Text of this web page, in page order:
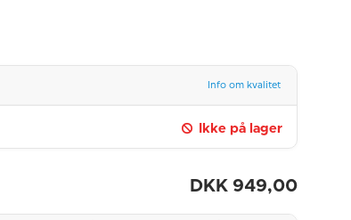
Info om kvalitet
Ikke på lager
DKK 949,00